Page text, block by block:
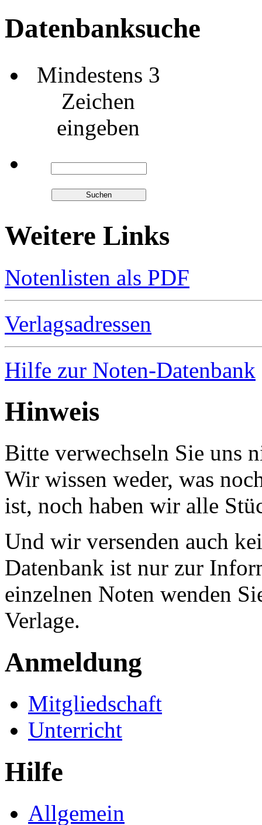
Datenbanksuche
Mindestens 3
Zeichen
eingeben
Weitere Links
Notenlisten als PDF
Verlagsadressen
Hilfe zur Noten-Datenbank
Hinweis
Bitte verwechseln Sie uns
Wir wissen weder, was
ist, noch haben wir alle
Und wir versenden auch
Datenbank ist nur zur
einzelnen Noten wenden
Verlage.
Anmeldung
Mitgliedschaft
Unterricht
Hilfe
Allgemein